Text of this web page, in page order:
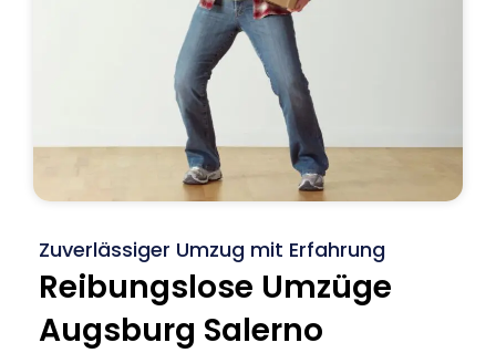
Zuverlässiger Umzug mit Erfahrung
Reibungslose Umzüge
Augsburg Salerno